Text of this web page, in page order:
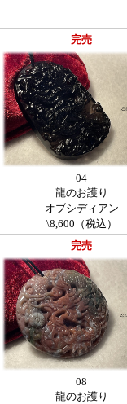
完売
04
龍のお護り
オブシディアン
\8,600（税込）
完売
08
龍のお護り